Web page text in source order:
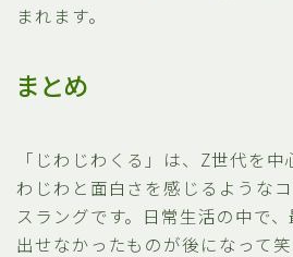
まれます。
まとめ
「じわじわくる」は、Z世代を
わじわと面白さを感じるような
スラングです。日常生活の中で
出せなかったものが後になって